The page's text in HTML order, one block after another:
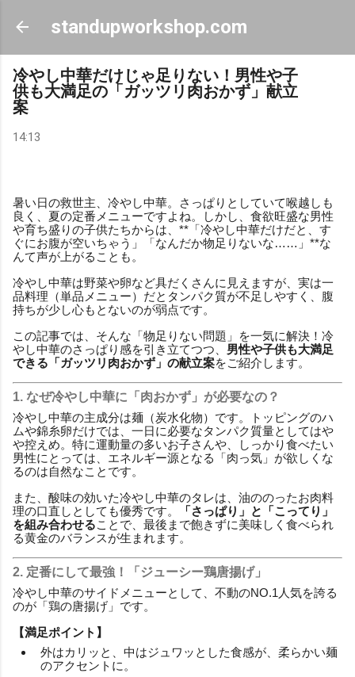
スキップしてメイン コンテンツに移動
standupworkshop.com
冷やし中華だけじゃ足りない！男性や子
供も大満足の「ガッツリ肉おかず」献立
案
14:13
暑い日の救世主、冷やし中華。さっぱりとしていて喉越しも
良く、夏の定番メニューですよね。しかし、食欲旺盛な男性
や育ち盛りの子供たちからは、**「冷やし中華だけだと、す
ぐにお腹が空いちゃう」「なんだか物足りないな……」**な
んて声が上がることも。
冷やし中華は野菜や卵など具だくさんに見えますが、実は一
品料理（単品メニュー）だとタンパク質が不足しやすく、腹
持ちが少し心もとないのが弱点です。
この記事では、そんな「物足りない問題」を一気に解決！冷
やし中華のさっぱり感を引き立てつつ、 男性や子供も大満足
できる「ガッツリ肉おかず」の献立案をご紹介します。
1. なぜ冷やし中華に「肉おかず」が必要なの？
冷やし中華の主成分は麺（炭水化物）です。トッピングのハ
ムや錦糸卵だけでは、一日に必要なタンパク質量としてはや
や控えめ。特に運動量の多いお子さんや、しっかり食べたい
男性にとっては、エネルギー源となる「肉っ気」が欲しくな
るのは自然なことです。
また、酸味の効いた冷やし中華のタレは、油ののったお肉料
理の口直しとしても優秀です。
「さっぱり」と「こってり」
を組み合わせることで、最後まで飽きずに美味しく食べられ
る黄金のバランスが生まれます。
2. 定番にして最強！「ジューシー鶏唐揚げ」
冷やし中華のサイドメニューとして、不動のNO.1人気を誇る
のが「鶏の唐揚げ」です。
【満足ポイント】
外はカリッと、中はジュワッとした食感が、柔らかい麺
のアクセントに。